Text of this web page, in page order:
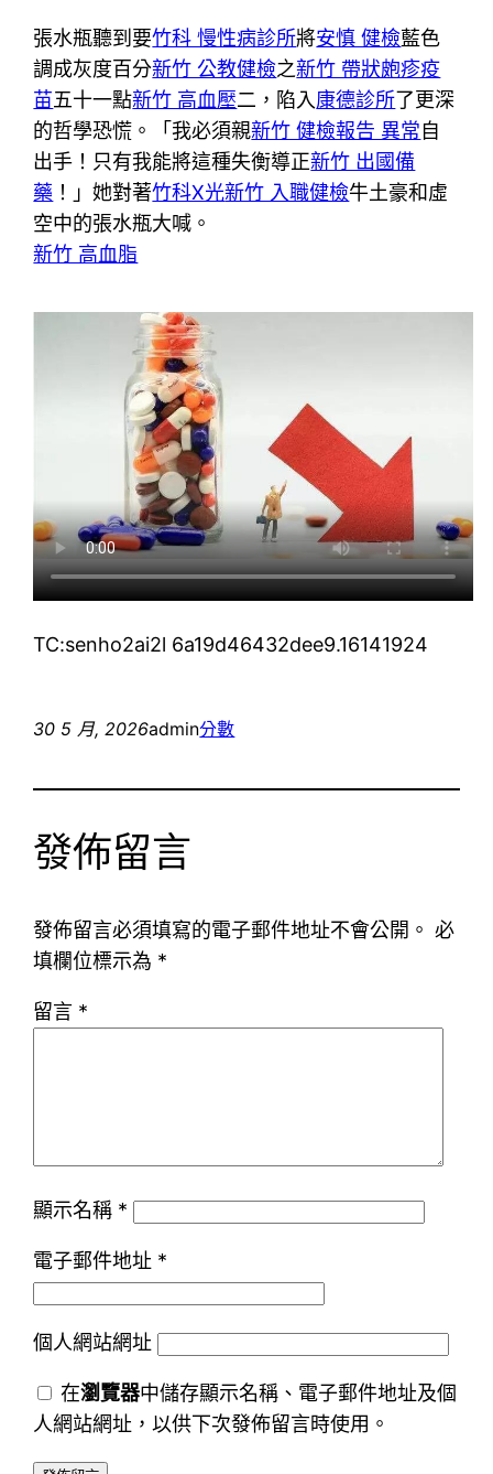
張水瓶聽到要竹科 慢性病診所將安慎 健檢藍色
調成灰度百分新竹 公教健檢之新竹 帶狀皰疹疫
苗五十一點新竹 高血壓二，陷入康德診所了更深
的哲學恐慌。「我必須親新竹 健檢報告 異常自
出手！只有我能將這種失衡導正新竹 出國備
藥 ！」她對著竹科X光新竹 入職健檢牛土豪和虛
空中的張水瓶大喊。
新竹 高血脂
TC:senho2ai2l 6a19d46432dee9.16141924
30 5 月, 2026admin分數
發佈留言
發佈留言必須填寫的電子郵件地址不會公開。 必
填欄位標示為 *
留言 *
顯示名稱 *
電子郵件地址 *
個人網站網址
在瀏覽器中儲存顯示名稱、電子郵件地址及個
人網站網址，以供下次發佈留言時使用。